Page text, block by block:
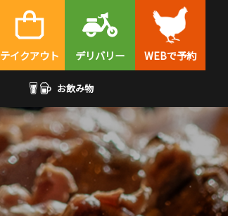
テイクアウト デリバリー WEBで予約
お飲み物